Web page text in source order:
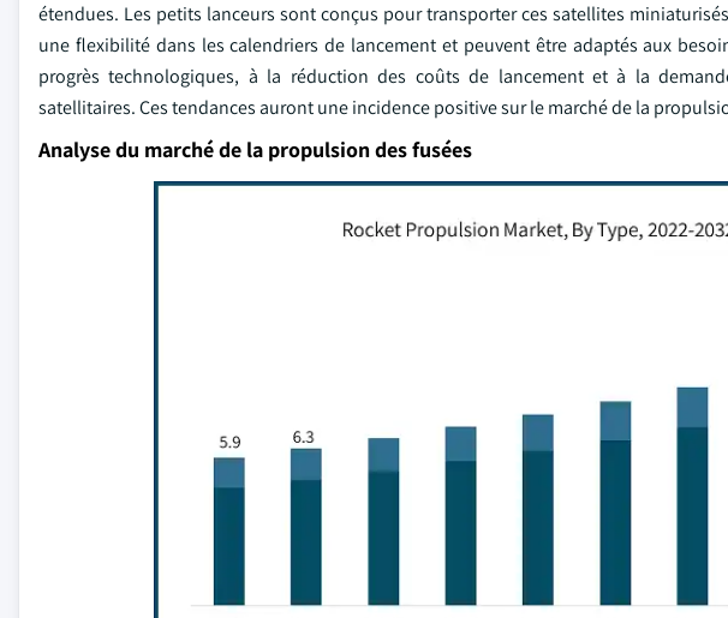
étendues. Les petits lanceurs sont conçus pour transporter ces satellites
une flexibilité dans les calendriers de lancement et peuvent être adaptés aux
progrès technologiques, à la réduction des coûts de lancement et à la
satellitaires. Ces tendances auront une incidence positive sur le marché de la
Analyse du marché de la propulsion des fusées